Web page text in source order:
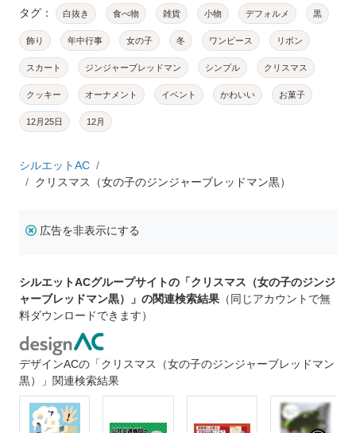
タグ： 白抜き 食べ物 雑貨 小物 デフォルメ 黒
飾り 年中行事 女の子 冬 ワンピース リボン
スカート ジンジャーブレッドマン シンプル クリスマス
クッキー オーナメント イベント かわいい お菓子
12月25日 12月
シルエットAC
クリスマス（女の子のジンジャーブレッドマン黒）
広告を非表示にする
シルエットACグループサイトの「クリスマス（女の子のジンジ
ャーブレッドマン黒）」の関連検索結果 （同じアカウントで無
料ダウンロードできます）
デザインACの「クリスマス（女の子のジンジャーブレッドマン
黒）」関連検索結果